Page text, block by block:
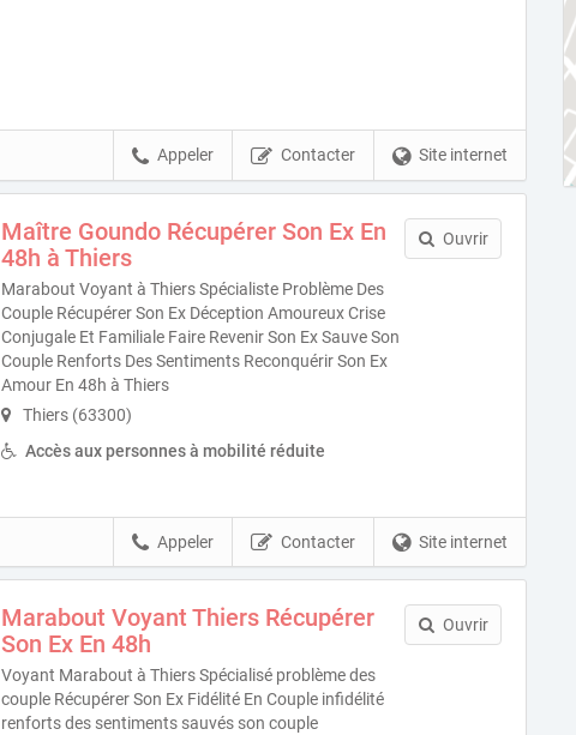
Site internet
Contacter
Appeler
Maître Goundo Récupérer Son Ex En
48h à Thiers
Marabout Voyant à Thiers Spécialiste Problème Des
Couple Récupérer Son Ex Déception Amoureux Crise
Conjugale Et Familiale Faire Revenir Son Ex Sauve Son
Couple Renforts Des Sentiments Reconquérir Son Ex
Amour En 48h à Thiers
Thiers (63300)
Accès aux personnes à mobilité réduite
Ouvrir
Site internet
Contacter
Appeler
Marabout Voyant Thiers Récupérer
Son Ex En 48h
Voyant Marabout à Thiers Spécialisé problème des
couple Récupérer Son Ex Fidélité En Couple infidélité
renforts des sentiments sauvés son couple
Ouvrir